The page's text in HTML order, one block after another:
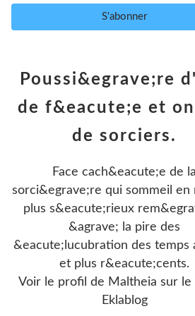
Poussi&egrave;re
de f&eacute;e et
de sorciers.
Face cach&eacute;e de la
sorci&egrave;re qui sommeil en
plus s&eacute;rieux
&agrave; la pire des
&eacute;lucubration des temps
et plus r&eacute;cents.
Voir le profil de Maltheia sur le
Eklablog